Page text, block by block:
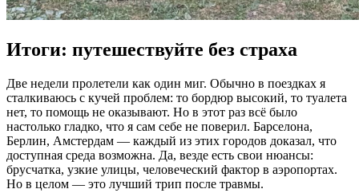
Итоги: путешествуйте без страха
Две недели пролетели как один миг. Обычно в поездках я
сталкиваюсь с кучей проблем: то бордюр высокий, то туалета
нет, то помощь не оказывают. Но в этот раз всё было
настолько гладко, что я сам себе не поверил. Барселона,
Берлин, Амстердам — каждый из этих городов доказал, что
доступная среда возможна. Да, везде есть свои нюансы:
брусчатка, узкие улицы, человеческий фактор в аэропортах.
Но в целом — это лучший трип после травмы.